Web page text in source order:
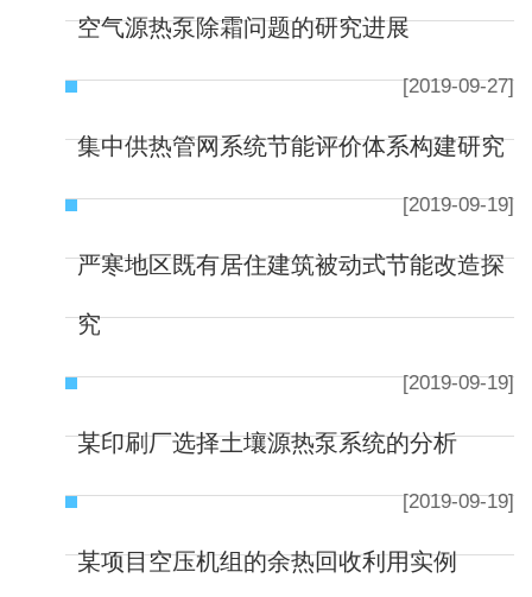
空气源热泵除霜问题的研究进展
[2019-09-27]
集中供热管网系统节能评价体系构建研究
[2019-09-19]
严寒地区既有居住建筑被动式节能改造探
究
[2019-09-19]
某印刷厂选择土壤源热泵系统的分析
[2019-09-19]
某项目空压机组的余热回收利用实例